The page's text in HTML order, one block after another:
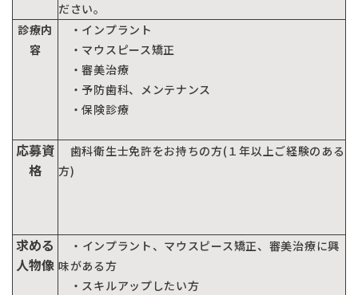
月火水金 10:00〜13:30 /
静岡歯科
ださい。
診療内
容
・インプラント
・マウスピース矯正
・審美治療
・予防歯科、メンテナンス
・保険診療
応募資
格
歯科衛生士免許をお持ちの方(１年以上ご経験のある
方)
求める
人物像
・インプラント、マウスピース矯正、審美治療に興
味がある方
・スキルアップしたい方